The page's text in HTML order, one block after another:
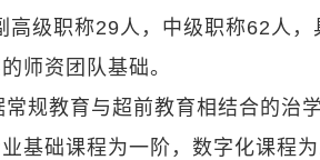
级职称29人，中级职称62人，
师资团队基础。
常规教育与超前教育相结合的治
基础课程为一阶，数字化课程